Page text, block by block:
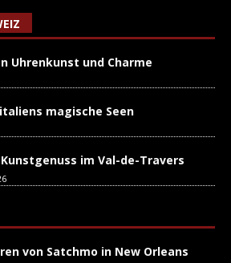
Uhrenkunst und Charme
magische Seen
im Val-de-Travers
von Satchmo in New Orleans